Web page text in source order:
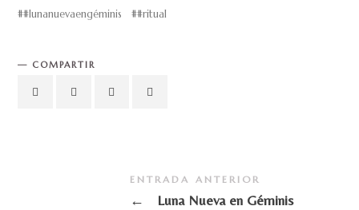
#lunanuevaengéminis
#ritual
COMPARTIR
ENTRADA ANTERIOR
← Luna Nueva en Géminis